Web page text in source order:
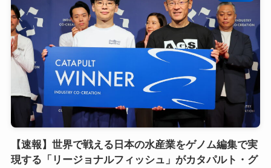
【速報】世界で戦える日本の水産業をゲノム編集で実
現する「リージョナルフィッシュ」がカタパルト・グ